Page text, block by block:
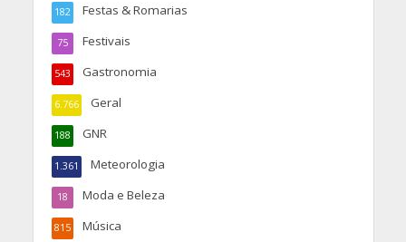
Festas & Romarias
182
Festivais
75
Gastronomia
543
Geral
6.766
GNR
188
Meteorologia
1.361
Moda e Beleza
18
Música
815